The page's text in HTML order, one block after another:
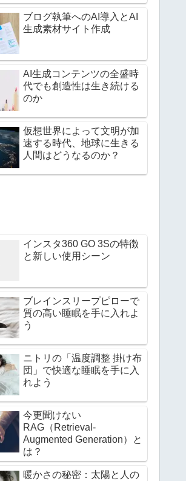
ブログ執筆へのAI導入とAI
生成素材サイト作成
AI生成コンテンツの全盛時
代でも創造性は生き続ける
のか
仮想世界によって文明が加
速する時代、地球に生きる
人間はどうなるのか？
インスタ360 GO 3Sの特徴
と新しい使用シーン
ブレインスリープピローで
質の高い睡眠を手に入れよ
う
ニトリの「温度調整 掛け布
団」で快適な睡眠を手に入
れよう
今更聞けない
RAG（Retrieval-
Augmented Generation）と
は？
暖かさの秘密：太陽と人の